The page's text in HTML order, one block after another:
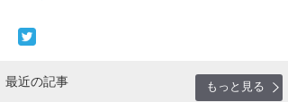
最近の記事
もっと見る